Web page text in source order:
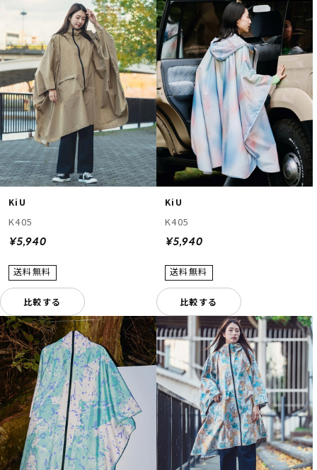
KiU
K405
¥5,940
比較する
KiU
K405
¥5,940
比較する